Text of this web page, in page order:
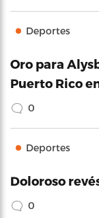
Deportes
Oro para
Puerto Rico
0
Deportes
Doloroso
0